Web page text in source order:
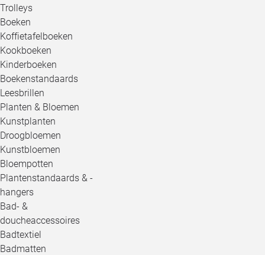
Trolleys
Boeken
Koffietafelboeken
Kookboeken
Kinderboeken
Boekenstandaards
Leesbrillen
Planten & Bloemen
Kunstplanten
Droogbloemen
Kunstbloemen
Bloempotten
Plantenstandaards & -
hangers
Bad- &
doucheaccessoires
Badtextiel
Badmatten